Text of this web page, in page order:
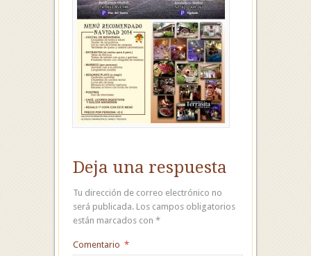
Deja una respuesta
Tu dirección de correo electrónico no
será publicada. Los campos obligatorios
están marcados con *
Comentario *